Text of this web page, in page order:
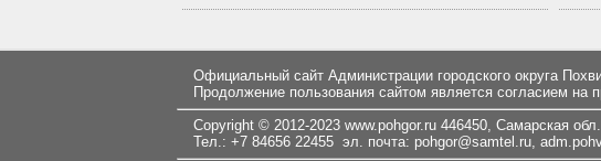
Официальный сайт Администрации городского округа
Продолжение пользования сайтом является согласием на
Copyright © 2012-2023 www.pohgor.ru 446450, Самарская
Тел.: +7 84656 22455 эл. почта: pohgor@samtel.ru,